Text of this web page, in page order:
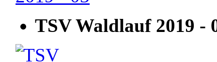
TSV Waldlauf 2019 -